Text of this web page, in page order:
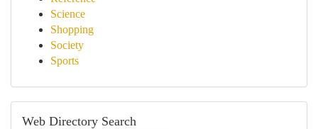
Science
Shopping
Society
Sports
Web Directory Search